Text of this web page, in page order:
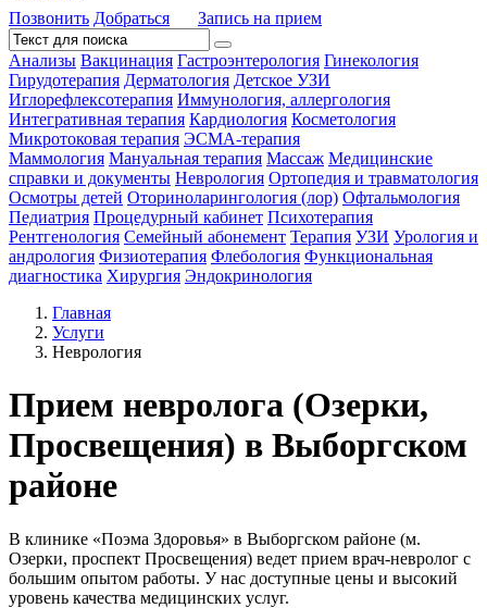
Позвонить Добраться Запись на прием
Анализы Вакцинация Гастроэнтерология Гинекология
Гирудотерапия Дерматология Детское УЗИ
Иглорефлексотерапия Иммунология, аллергология
Интегративная терапия Кардиология Косметология
Микротоковая терапия ЭСМА-терапия
Маммология Мануальная терапия Массаж Медицинские
справки и документы Неврология Ортопедия и травматология
Осмотры детей Оториноларингология (лор) Офтальмология
Педиатрия Процедурный кабинет Психотерапия
Рентгенология Семейный абонемент Терапия УЗИ Урология и
андрология Физиотерапия Флебология Функциональная
диагностика Хирургия Эндокринология
Главная
Услуги
Неврология
Прием невролога (Озерки,
Просвещения) в Выборгском
районе
В клинике «Поэма Здоровья» в Выборгском районе (м.
Озерки, проспект Просвещения) ведет прием врач-невролог с
большим опытом работы. У нас доступные цены и высокий
уровень качества медицинских услуг.